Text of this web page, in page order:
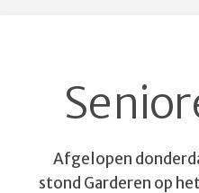
Afgelopen
stond Garderen op